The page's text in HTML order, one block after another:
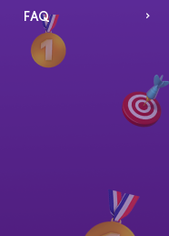
FAQ